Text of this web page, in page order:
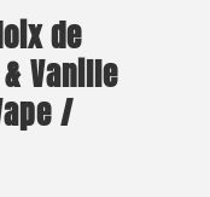
de
Vanille
/